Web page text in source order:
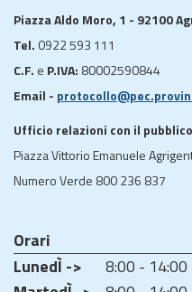
Piazza Aldo Moro, 1 - 92100
Tel. 0922 593 111
C.F. e P.IVA: 80002590844
Email -
Ufficio relazioni con il pubblico
Piazza Vittorio Emanuele
Numero Verde 800 236 837
Orari
LunedÌ ->
8:00 - 14:00